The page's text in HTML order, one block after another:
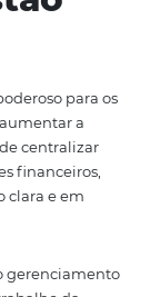
que os
base na
de alta
uma
hotéis